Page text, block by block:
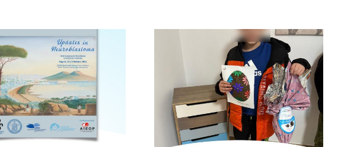
Avellino, infanzia al
centro con la
campagna “Cerco un
uovo amico”
Il Mimas Music
Festival per la ricerca
sul neuroblastoma